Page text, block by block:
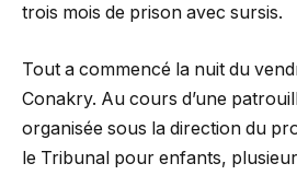
trois mois de prison avec sursis.
Tout a commencé la nuit du
Conakry. Au cours d’une
organisée sous la direction du
le Tribunal pour enfants,